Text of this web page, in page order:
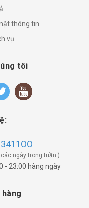
thông tin
vụ
tôi
các ngày trong tuần )
- 23:00 hàng ngày